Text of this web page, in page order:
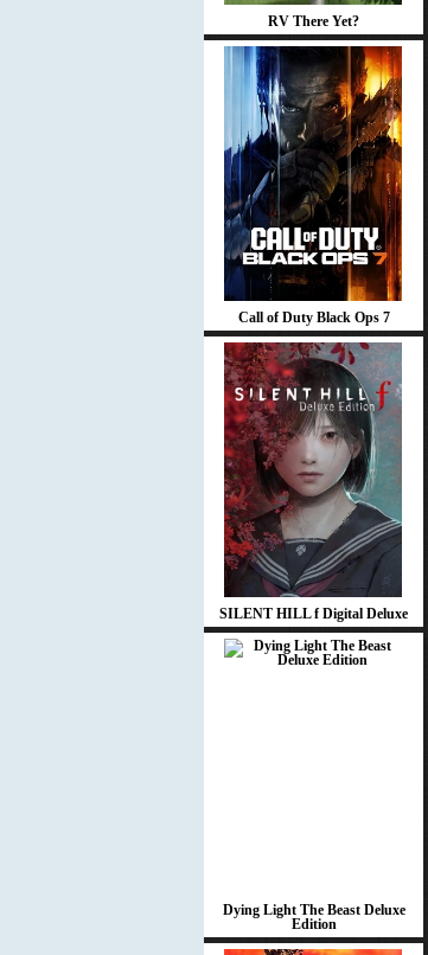
RV There Yet?
Call of Duty Black Ops 7
SILENT HILL f Digital Deluxe
Dying Light The Beast Deluxe
Edition